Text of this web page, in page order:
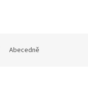
Abecedně